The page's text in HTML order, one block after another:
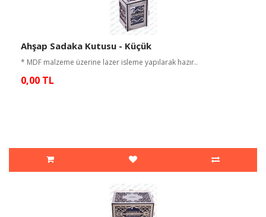
Ahşap Sadaka Kutusu - Küçük
* MDF malzeme üzerine lazer isleme yapılarak hazır..
0,00 TL